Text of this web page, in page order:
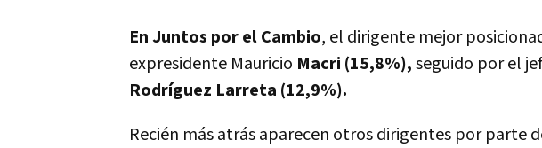
En Juntos por el Cambio, el dirigente mejor
expresidente Mauricio Macri (15,8%),seguido por el
Rodríguez Larreta (12,9%).
Recién más atrás aparecen otros dirigentes por parte